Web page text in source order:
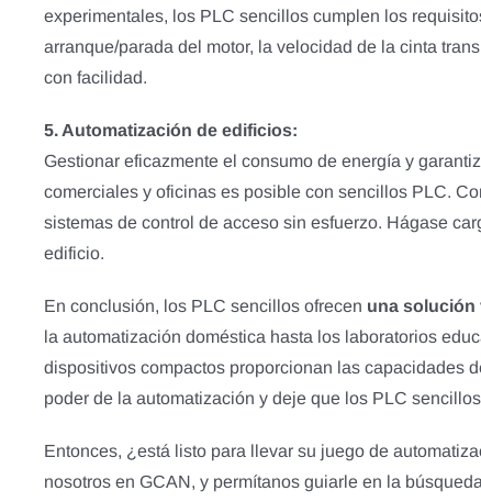
experimentales, los PLC sencillos cumplen los
arranque/parada del motor, la velocidad de la cinta
con facilidad.
5. Automatización de edificios:
Gestionar eficazmente el consumo de energía y
comerciales y oficinas es posible con sencillos PLC.
sistemas de control de acceso sin esfuerzo. Hágase
edificio.
En conclusión, los PLC sencillos ofrecen una solución
la automatización doméstica hasta los laboratorios
dispositivos compactos proporcionan las capacidades
poder de la automatización y deje que los PLC
Entonces, ¿está listo para llevar su juego de
nosotros en GCAN, y permítanos guiarle en la